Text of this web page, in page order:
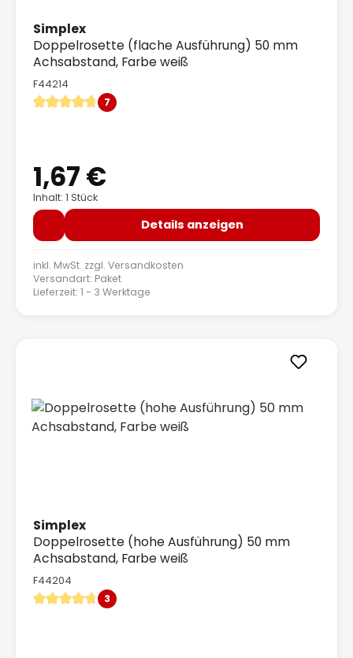
Simplex
Doppelrosette (flache Ausführung) 50 mm
Achsabstand, Farbe weiß
F44214
Durchschnittliche Bewertung von 4.71 von 5 Sternen
7
Regulärer Preis:
1,67 €
Inhalt: 1 Stück
Details anzeigen
inkl. MwSt. zzgl. Versandkosten
Versandart: Paket
Lieferzeit: 1 - 3 Werktage
Simplex
Doppelrosette (hohe Ausführung) 50 mm
Achsabstand, Farbe weiß
F44204
Durchschnittliche Bewertung von 4.67 von 5 Sternen
3